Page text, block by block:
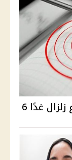
البحوث الفلكية تحسم مزاعم وقوع زلزال غدًا 6